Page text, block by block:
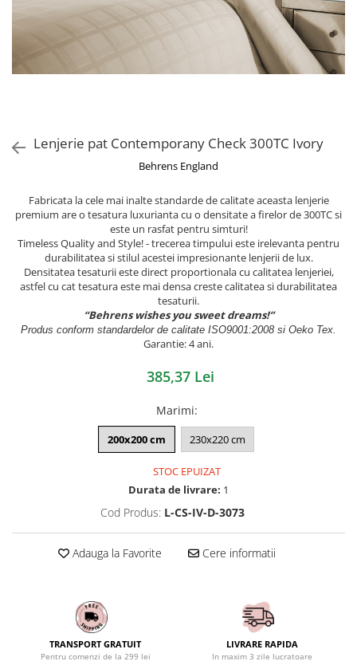
Lenjerie pat Contemporany Check 300TC Ivory
Behrens England
Fabricata la cele mai inalte standarde de calitate aceasta lenjerie
premium are o tesatura luxurianta cu o densitate a firelor de 300TC si
este un rasfat pentru simturi!
Timeless Quality and Style! - trecerea timpului este irelevanta pentru
durabilitatea si stilul acestei impresionante lenjerii de lux.
Densitatea tesaturii este direct proportionala cu calitatea lenjeriei,
astfel cu cat tesatura este mai densa creste calitatea si durabilitatea
tesaturii.
“Behrens wishes you sweet dreams!”
Produs conform standardelor de calitate ISO9001:2008 si Oeko Tex.
Garantie: 4 ani.
385,37 Lei
Marimi:
200x200 cm 230x220 cm
STOC EPUIZAT
Durata de livrare: 1
Cod Produs: L-CS-IV-D-3073
Adauga la Favorite Cere informatii
TRANSPORT GRATUIT
Pentru comenzi de la 299 lei
LIVRARE RAPIDA
In maxim 3 zile lucratoare